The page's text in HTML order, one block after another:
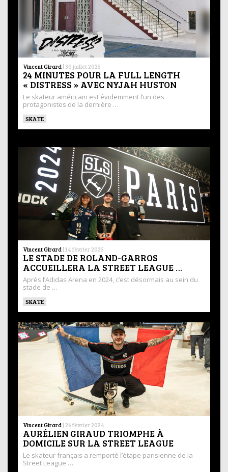
Vincent Girard | 30 juillet 2025
24 MINUTES POUR LA FULL LENGTH
« DISTRESS » AVEC NYJAH HUSTON
Le skateur américain est évidemment l’un des
protagonistes de la dernière …
SKATE
Vincent Girard | 14 février 2025
LE STADE DE ROLAND-GARROS
ACCUEILLERA LA STREET LEAGUE …
Après l’Adidas Arena en 2024, c’est désormais au sein du
stade de …
SKATE
Vincent Girard | 26 février 2024
AURÉLIEN GIRAUD TRIOMPHE À
DOMICILE SUR LA STREET LEAGUE
Le skateur français a remporté l’étape parisienne de la
Street League …